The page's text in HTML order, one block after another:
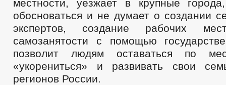
местности, уезжает в крупные
обосноваться и не думает о создании
экспертов, создание рабочих
самозанятости с помощью
позволит людям оставаться по
«укорениться» и развивать свои
регионов России.